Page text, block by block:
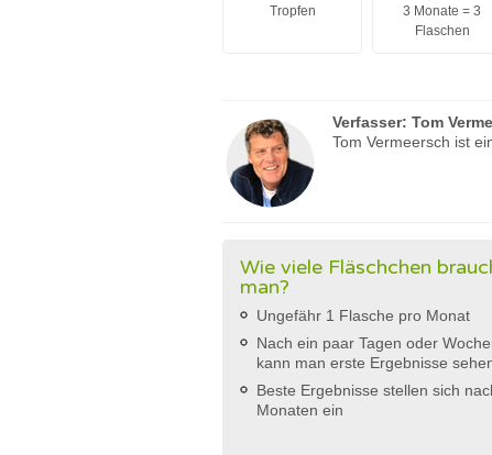
Tropfen
3 Monate = 3
Flaschen
Verfasser: Tom
Tom Vermeersch ist
Wie viele Fläschchen
man?
Ungefähr 1 Flasche pro Monat
Nach ein paar Tagen oder
kann man erste Ergebnisse
Beste Ergebnisse stellen sich
Monaten ein